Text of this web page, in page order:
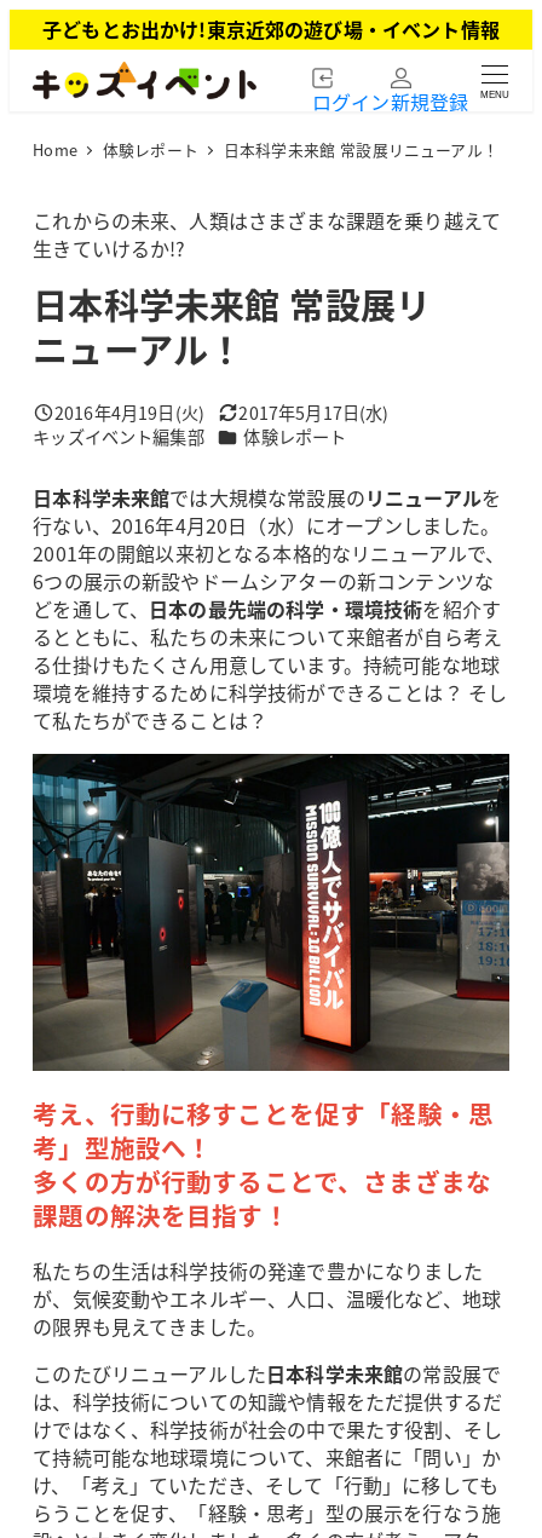
イ
子どもとお出かけ!東京近郊の遊び場・イベント情報
ログイン新規登録 MENU
Home 体験レポート 日本科学未来館 常設展リニューアル！
これからの未来、人類はさまざまな課題を乗り越えて
生きていけるか!?
日本科学未来館 常設展リ
ニューアル！
投稿日
2016年4月19日(火) 更新日
2017年5月17日(水)
著
キッズイベント編集部 カテゴリー
体験レポート
日本科学未来館では大規模な常設展のリニューアルを
行ない、2016年4月20日（水）にオープンしました。
2001年の開館以来初となる本格的なリニューアルで、
6つの展示の新設やドームシアターの新コンテンツな
どを通して、 日本の最先端の科学・環境技術を紹介す
るとともに、私たちの未来について来館者が自ら考え
る仕掛けもたくさん用意しています。持続可能な地球
環境を維持するために科学技術ができることは？ そし
て私たちができることは？
考え、行動に移すことを促す「経験・思
考」型施設へ！
多くの方が行動することで、さまざまな
課題の解決を目指す！
私たちの生活は科学技術の発達で豊かになりました
が、気候変動やエネルギー、人口、温暖化など、地球
の限界も見えてきました。
このたびリニューアルした日本科学未来館の常設展で
は、科学技術についての知識や情報をただ提供するだ
けではなく、科学技術が社会の中で果たす役割、そし
て持続可能な地球環境について、来館者に「問い」か
け、「考え」ていただき、そして「行動」に移しても
らうことを促す、「経験・思考」型の展示を行なう施